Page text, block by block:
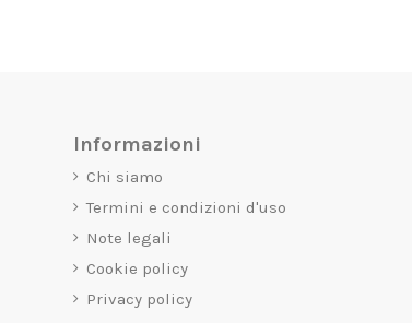
Informazioni
Chi siamo
Termini e condizioni d'uso
Note legali
Cookie policy
Privacy policy